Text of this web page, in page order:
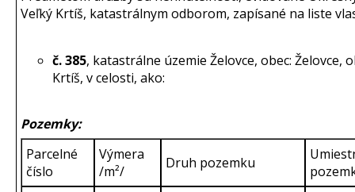
Veľký Krtíš, katastrálnym odborom, zapísané na liste
č. 385, katastrálne územie Želovce, obec: Želovce,
Krtíš, v celosti, ako:
Pozemky:
Parcelné
číslo
Výmera
/m²/
Druh pozemku